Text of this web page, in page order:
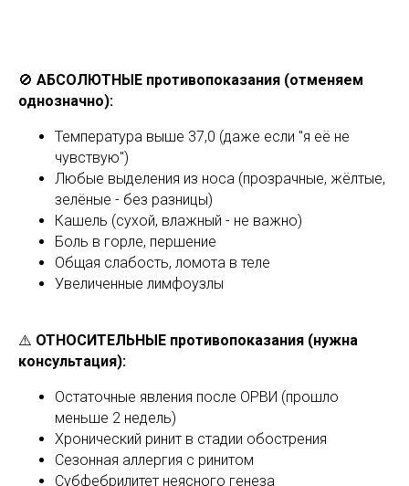
🚫 АБСОЛЮТНЫЕ противопоказания (отменяем
однозначно):
Температура выше 37,0 (даже если "я её не
чувствую")
Любые выделения из носа (прозрачные, жёлтые,
зелёные - без разницы)
Кашель (сухой, влажный - не важно)
Боль в горле, першение
Общая слабость, ломота в теле
Увеличенные лимфоузлы
⚠️ ОТНОСИТЕЛЬНЫЕ противопоказания (нужна
консультация):
Остаточные явления после ОРВИ (прошло
меньше 2 недель)
Хронический ринит в стадии обострения
Сезонная аллергия с ринитом
Субфебрилитет неясного генеза